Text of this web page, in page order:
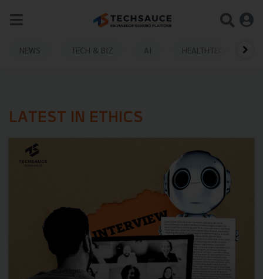
NEWS TECH & BIZ AI HEALTHTECH
LATEST IN ETHICS